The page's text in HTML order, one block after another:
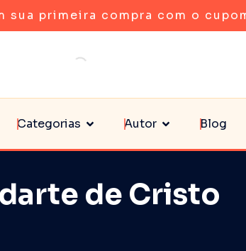
sua primeira compra com o
Categorias Autor Blog
de Cristo